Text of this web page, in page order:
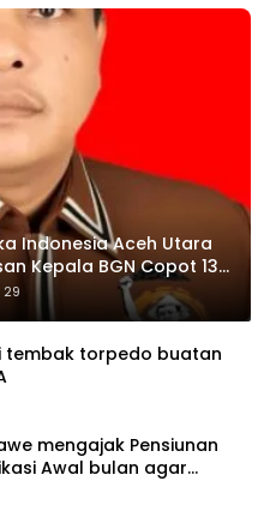
Indonesia Aceh Utara
Kepala BGN Copot 137
29
tembak torpedo buatan
mengajak Pensiunan
Awal bulan agar
Lancar